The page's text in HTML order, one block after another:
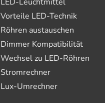
Vorteile LED-Technik
Röhren austauschen
Dimmer Kompatibilität
Wechsel zu LED-Röhren
Stromrechner
Lux-Umrechner